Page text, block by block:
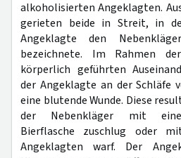
alkoholisierten Angeklagten.
gerieten beide in Streit, in
Angeklagte den
bezeichnete. Im Rahmen
körperlich geführten
der Angeklagte an der
eine blutende Wunde. Diese
der Nebenkläger mit
Bierflasche zuschlug oder
Angeklagten warf. Der